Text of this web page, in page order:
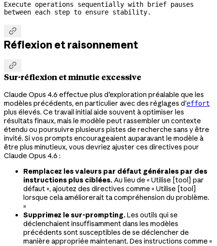
Execute operations sequentially with brief pauses
between each step to ensure stability.

Réflexion et raisonnement

Sur-réflexion et minutie excessive
Claude Opus 4.6 effectue plus d'exploration préalable que les
modèles précédents, en particulier avec des réglages d'effort
plus élevés. Ce travail initial aide souvent à optimiser les
résultats finaux, mais le modèle peut rassembler un contexte
étendu ou poursuivre plusieurs pistes de recherche sans y être
invité. Si vos prompts encourageaient auparavant le modèle à
être plus minutieux, vous devriez ajuster ces directives pour
Claude Opus 4.6 :
Remplacez les valeurs par défaut générales par des
instructions plus ciblées. Au lieu de « Utilise [tool] par
défaut », ajoutez des directives comme « Utilise [tool]
lorsque cela améliorerait ta compréhension du problème.
»
Supprimez le sur-prompting.Les outils qui se
déclenchaient insuffisamment dans les modèles
précédents sont susceptibles de se déclencher de
manière appropriée maintenant. Des instructions comme «